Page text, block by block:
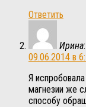
Ответить
Ирина:
09.06.2014 в
Я
магнезии же
способу